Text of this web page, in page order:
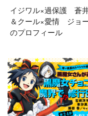
イジワル×過保護 蒼
＆クール×愛情 ジョ
のプロフィール